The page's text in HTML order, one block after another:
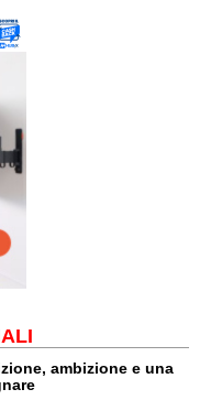
ambizione e una